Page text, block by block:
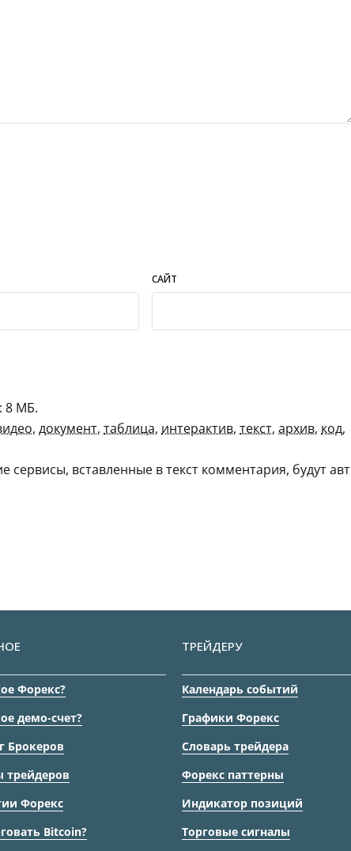
САЙТ
8 МБ.
, документ, таблица, интерактив, текст, архив, код,
сервисы, вставленные в текст комментария, будут авт
Форекс?
демо-счет?
Брокеров
трейдеров
Форекс
Bitcoin?
ТРЕЙДЕРУ
Календарь событий
Графики Форекс
Словарь трейдера
Форекс паттерны
Индикатор позиций
Торговые сигналы